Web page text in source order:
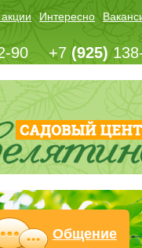
Интересно
90 +7 (925)
Общение